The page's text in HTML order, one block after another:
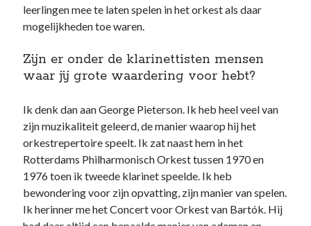
leerlingen mee te laten spelen in het orkest als daar
mogelijkheden toe waren.
Zijn er onder de klarinettisten mensen
waar jij grote waardering voor hebt?
Ik denk dan aan George Pieterson. Ik heb heel veel van
zijn muzikaliteit geleerd, de manier waarop hij het
orkestrepertoire speelt. Ik zat naast hem in het
Rotterdams Philharmonisch Orkest tussen 1970 en
1976 toen ik tweede klarinet speelde. Ik heb
bewondering voor zijn opvatting, zijn manier van spelen.
Ik herinner me het Concert voor Orkest van Bartók. Hij